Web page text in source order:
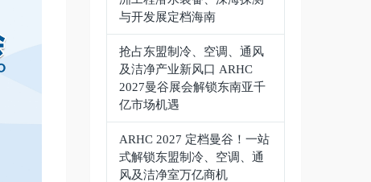
与开发展定档海南
抢占东盟制冷、空调、通风
及洁净产业新风口 ARHC
2027曼谷展会解锁东南亚千
亿市场机遇
ARHC 2027 定档曼谷！一站
式解锁东盟制冷、空调、通
风及洁净室万亿商机